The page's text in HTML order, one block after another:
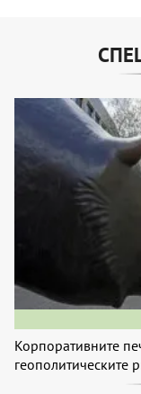
Корпоративните
геополитическите